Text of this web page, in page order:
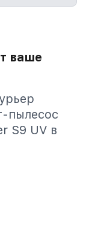
ваше
пылесос
S9 UV в